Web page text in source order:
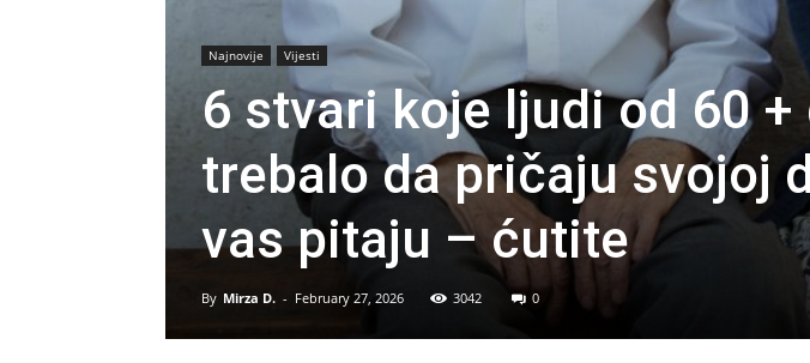
Najnovije Vijesti
6 stvari koje ljudi od 60
trebalo da pričaju svojoj
vas pitaju – ćutite
By Mirza D. - February 27, 2026 3042 0